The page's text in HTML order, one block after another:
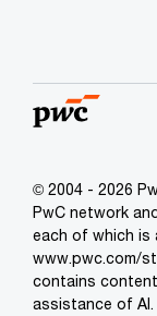
© 2004 - 2026
PwC network
each of which is
www.pwc.com/
contains
assistance of AI.